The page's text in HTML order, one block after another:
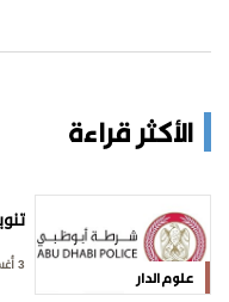
الأكثر قراءة
علوم الدار